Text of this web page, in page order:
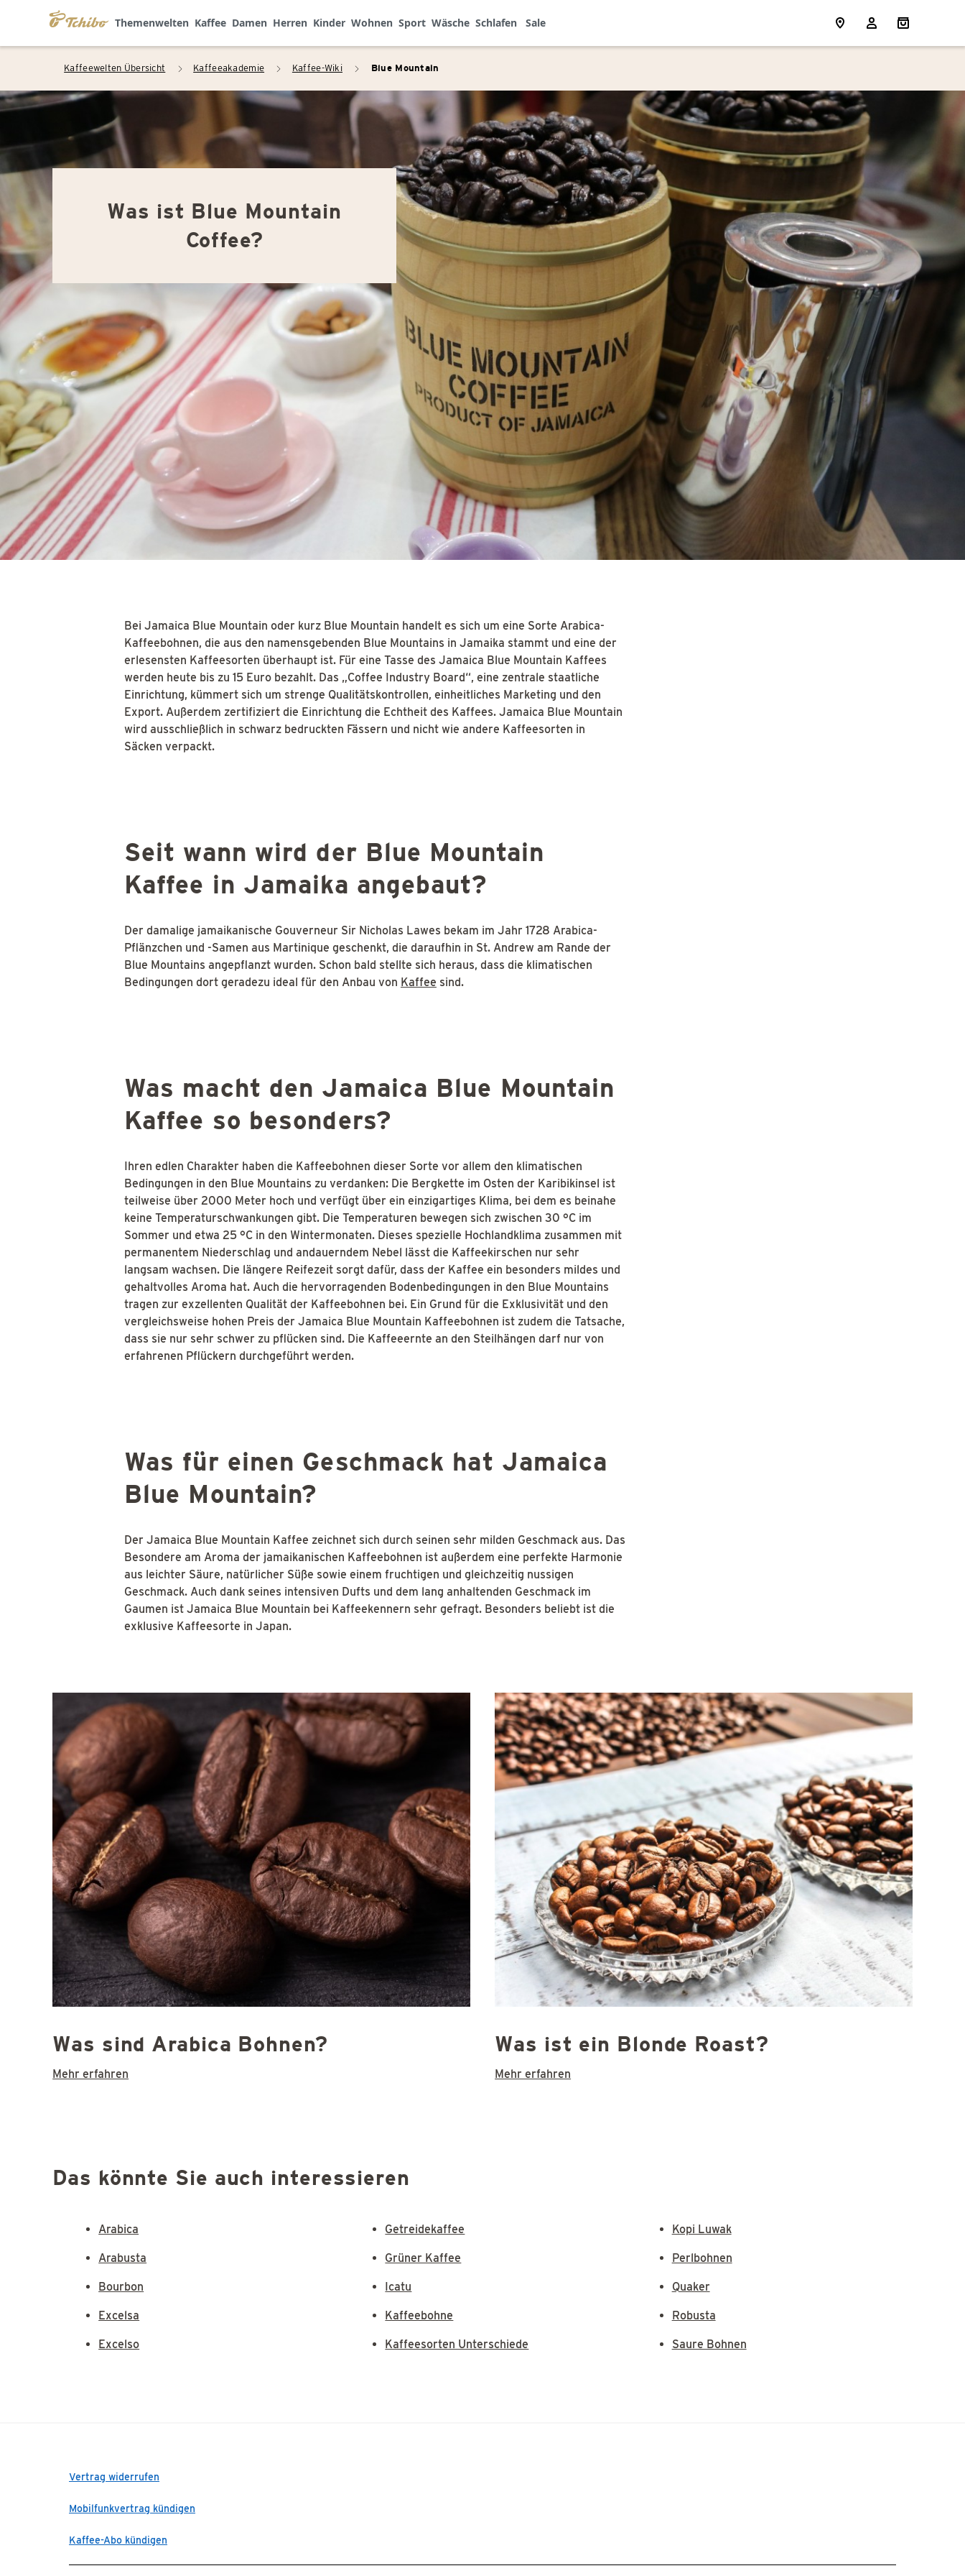
Themenwelten Kaffee Damen Herren Kinder Wohnen Sport Wäsche Schlafen Sale
Kaffeewelten Übersicht arrow_right Kaffeeakademie arrow_right Kaffee-Wiki arrow_right Blue Mountain
Was ist Blue Mountain
Coffee?
Bei Jamaica Blue Mountain oder kurz Blue Mountain handelt es sich um eine Sorte Arabica-
Kaffeebohnen, die aus den namensgebenden Blue Mountains in Jamaika stammt und eine der
erlesensten Kaffeesorten überhaupt ist. Für eine Tasse des Jamaica Blue Mountain Kaffees
werden heute bis zu 15 Euro bezahlt. Das „Coffee Industry Board“, eine zentrale staatliche
Einrichtung, kümmert sich um strenge Qualitätskontrollen, einheitliches Marketing und den
Export. Außerdem zertifiziert die Einrichtung die Echtheit des Kaffees. Jamaica Blue Mountain
wird ausschließlich in schwarz bedruckten Fässern und nicht wie andere Kaffeesorten in
Säcken verpackt.
Seit wann wird der Blue Mountain
Kaffee in Jamaika angebaut?
Der damalige jamaikanische Gouverneur Sir Nicholas Lawes bekam im Jahr 1728 Arabica-
Pflänzchen und -Samen aus Martinique geschenkt, die daraufhin in St. Andrew am Rande der
Blue Mountains angepflanzt wurden. Schon bald stellte sich heraus, dass die klimatischen
Bedingungen dort geradezu ideal für den Anbau von Kaffee sind.
Was macht den Jamaica Blue Mountain
Kaffee so besonders?
Ihren edlen Charakter haben die Kaffeebohnen dieser Sorte vor allem den klimatischen
Bedingungen in den Blue Mountains zu verdanken: Die Bergkette im Osten der Karibikinsel ist
teilweise über 2000 Meter hoch und verfügt über ein einzigartiges Klima, bei dem es beinahe
keine Temperaturschwankungen gibt. Die Temperaturen bewegen sich zwischen 30 °C im
Sommer und etwa 25 °C in den Wintermonaten. Dieses spezielle Hochlandklima zusammen mit
permanentem Niederschlag und andauerndem Nebel lässt die Kaffeekirschen nur sehr
langsam wachsen. Die längere Reifezeit sorgt dafür, dass der Kaffee ein besonders mildes und
gehaltvolles Aroma hat. Auch die hervorragenden Bodenbedingungen in den Blue Mountains
tragen zur exzellenten Qualität der Kaffeebohnen bei. Ein Grund für die Exklusivität und den
vergleichsweise hohen Preis der Jamaica Blue Mountain Kaffeebohnen ist zudem die Tatsache,
dass sie nur sehr schwer zu pflücken sind. Die Kaffeeernte an den Steilhängen darf nur von
erfahrenen Pflückern durchgeführt werden.
Was für einen Geschmack hat Jamaica
Blue Mountain?
Der Jamaica Blue Mountain Kaffee zeichnet sich durch seinen sehr milden Geschmack aus. Das
Besondere am Aroma der jamaikanischen Kaffeebohnen ist außerdem eine perfekte Harmonie
aus leichter Säure, natürlicher Süße sowie einem fruchtigen und gleichzeitig nussigen
Geschmack. Auch dank seines intensiven Dufts und dem lang anhaltenden Geschmack im
Gaumen ist Jamaica Blue Mountain bei Kaffeekennern sehr gefragt. Besonders beliebt ist die
exklusive Kaffeesorte in Japan.
Was sind Arabica Bohnen?
Mehr erfahren
Was ist ein Blonde Roast?
Mehr erfahren
Das könnte Sie auch interessieren
Arabica
Arabusta
Bourbon
Excelsa
Excelso
Getreidekaffee
Grüner Kaffee
Icatu
Kaffeebohne
Kaffeesorten Unterschiede
Kopi Luwak
Perlbohnen
Quaker
Robusta
Saure Bohnen
Vertrag widerrufen
Mobilfunkvertrag kündigen
Kaffee-Abo kündigen